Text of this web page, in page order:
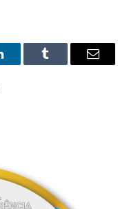
Tumblr
E-